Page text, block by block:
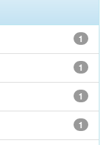
1
1
1
1